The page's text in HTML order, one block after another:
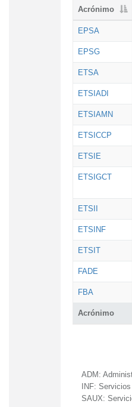
Acrónimo
Acrónimo
EPSA
EPSG
ETSA
ETSIADI
ETSIAMN
ETSICCP
ETSIE
ETSIGCT
ETSII
ETSINF
ETSIT
FADE
FBA
ADM:
INF:
SAUX: